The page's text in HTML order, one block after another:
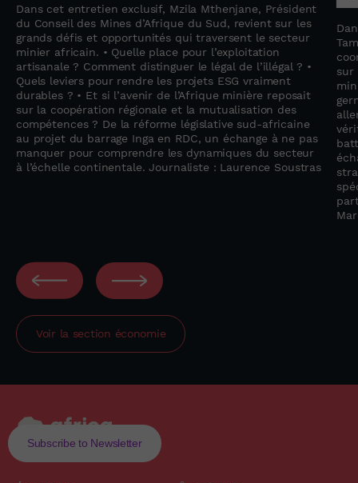
Dans cet entretien exclusif, Mzila Mthenjane, Président
du Conseil des Mines d’Afrique du Sud, revient sur les
grands défis et opportunités qui traversent le secteur
minier africain. • Quelle place pour l’exploitation
artisanale ? Comment distinguer le légal de l’illégal ? •
Quels leviers pour rendre les projets ESG vraiment
durables ? • Et si l’avenir de l’Afrique minière reposait
sur la coopération régionale et la mutualisation des
compétences ? De la réforme législative sud-africaine
au projet du barrage Inga en RDC, un échange à ne pas
manquer pour comprendre les dynamiques du secteur
à l’échelle continentale. Journaliste : Laurence Soustras
sur
Voir la section économie
Subscribe to Newsletter